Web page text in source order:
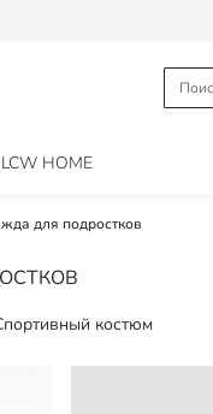
LCW HOME
для подростков
костюм